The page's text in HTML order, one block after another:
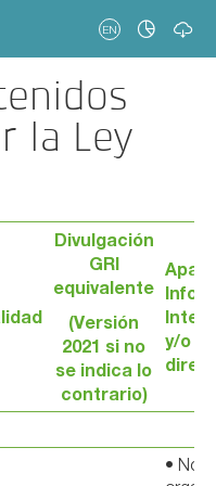
EN
la Ley
Divulgación
GRI
equivalente
(Versión
2021 si no
se indica lo
contrario)
y/o
•